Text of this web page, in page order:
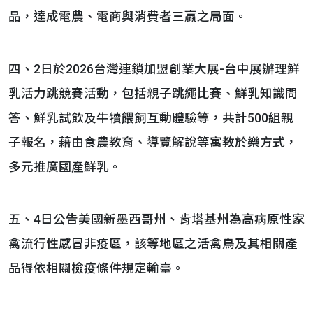
品，達成電農、電商與消費者三贏之局面。
四、2日於2026台灣連鎖加盟創業大展-台中展辦理鮮
乳活力跳競賽活動，包括親子跳繩比賽、鮮乳知識問
答、鮮乳試飲及牛犢餵飼互動體驗等，共計500組親
子報名，藉由食農教育、導覽解說等寓教於樂方式，
多元推廣國產鮮乳。
五、4日公告美國新墨西哥州、肯塔基州為高病原性家
禽流行性感冒非疫區，該等地區之活禽鳥及其相關產
品得依相關檢疫條件規定輸臺。